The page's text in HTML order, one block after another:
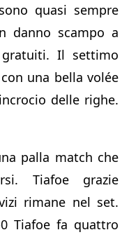
quasi sempre
danno scampo a
Il settimo
una bella volée
delle righe.
palla match che
Tiafoe grazie
rimane nel set.
Tiafoe fa quattro